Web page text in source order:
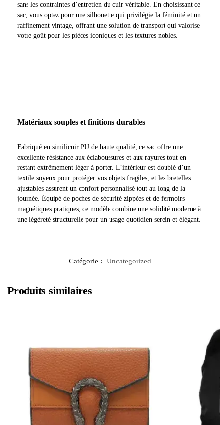
sans les contraintes d’entretien du cuir véritable. En choisissant ce
sac, vous optez pour une silhouette qui privilégie la féminité et un
raffinement vintage, offrant une solution de transport qui valorise
votre goût pour les pièces iconiques et les textures nobles.
Matériaux souples et finitions durables
Fabriqué en similicuir PU de haute qualité, ce sac offre une
excellente résistance aux éclaboussures et aux rayures tout en
restant extrêmement léger à porter. L’intérieur est doublé d’un
textile soyeux pour protéger vos objets fragiles, et les bretelles
ajustables assurent un confort personnalisé tout au long de la
journée. Équipé de poches de sécurité zippées et de fermoirs
magnétiques pratiques, ce modèle combine une solidité moderne à
une légèreté structurelle pour un usage quotidien serein et élégant.
Catégorie : Uncategorized
Produits similaires